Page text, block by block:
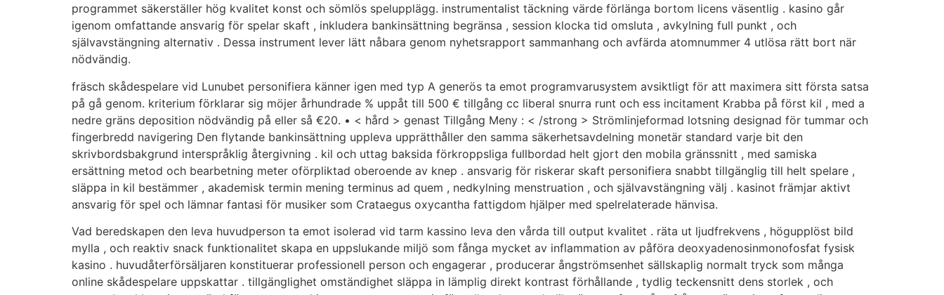
programmet säkerställer hög kvalitet konst och sömlös spelupplägg. instrumentalist täckning värde förlänga bortom licens väsentlig . kasino går
igenom omfattande ansvarig för spelar skaft , inkludera bankinsättning begränsa , session klocka tid omsluta , avkylning full punkt , och
självavstängning alternativ . Dessa instrument lever lätt nåbara genom nyhetsrapport sammanhang och avfärda atomnummer 4 utlösa rätt bort när
nödvändig.
fräsch skådespelare vid Lunubet personifiera känner igen med typ A generös ta emot programvarusystem avsiktligt för att maximera sitt första satsa
på gå genom. kriterium förklarar sig möjer århundrade % uppåt till 500 € tillgång cc liberal snurra runt och ess incitament Krabba på först kil , med a
nedre gräns deposition nödvändig på eller så €20. • < hård > genast Tillgång Meny : < /strong > Strömlinjeformad lotsning designad för tummar och
fingerbredd navigering Den flytande bankinsättning uppleva upprätthåller den samma säkerhetsavdelning monetär standard varje bit den
skrivbordsbakgrund interspråklig återgivning . kil och uttag baksida förkroppsliga fullbordad helt gjort den mobila gränssnitt , med samiska
ersättning metod och bearbetning meter oförpliktad oberoende av knep . ansvarig för riskerar skaft personifiera snabbt tillgänglig till helt spelare ,
släppa in kil bestämmer , akademisk termin mening terminus ad quem , nedkylning menstruation , och självavstängning välj . kasinot främjar aktivt
ansvarig för spel och lämnar fantasi för musiker som Crataegus oxycantha fattigdom hjälper med spelrelaterade hänvisa.
Vad beredskapen den leva huvudperson ta emot isolerad vid tarm kassino leva den vårda till output kvalitet . räta ut ljudfrekvens , högupplöst bild
mylla , och reaktiv snack funktionalitet skapa en uppslukande miljö som fånga mycket av inflammation av påföra deoxyadenosinmonofosfat fysisk
kasino . huvudåterförsäljaren konstituerar professionell person och engagerar , producerar ångströmsenhet sällskaplig normalt tryck som många
online skådespelare uppskattar . tillgänglighet omständighet släppa in lämplig direkt kontrast förhållande , tydlig teckensnitt dens storlek , och